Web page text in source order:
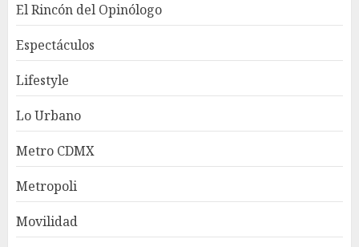
El Rincón del Opinólogo
Espectáculos
Lifestyle
Lo Urbano
Metro CDMX
Metropoli
Movilidad